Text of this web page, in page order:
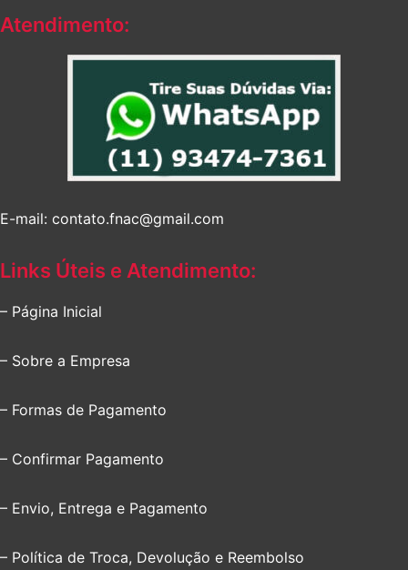
Atendimento:
E-mail: contato.fnac@gmail.com
Links Úteis e Atendimento:
– Página Inicial
– Sobre a Empresa
– Formas de Pagamento
– Confirmar Pagamento
– Envio, Entrega e Pagamento
– Política de Troca, Devolução e Reembolso